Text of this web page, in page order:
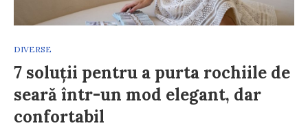
DIVERSE
7 soluții pentru a purta rochiile de
seară într-un mod elegant, dar
confortabil